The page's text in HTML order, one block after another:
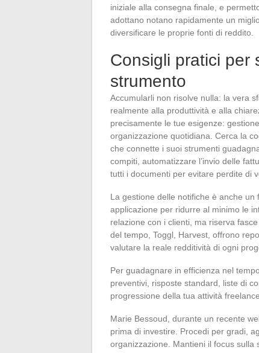
iniziale alla consegna finale, e
adottano notano rapidamente un
diversificare le proprie fonti di reddito.
Consigli pratici per
strumento
Accumularli non risolve nulla: la vera
realmente alla produttività e alla
precisamente le tue esigenze:
organizzazione quotidiana. Cerca la
che connette i suoi strumenti
compiti, automatizzare l’invio delle
tutti i documenti per evitare perdite di
La gestione delle notifiche è anche
applicazione per ridurre al minimo le
relazione con i clienti, ma riserva
del tempo, Toggl, Harvest, offrono
valutare la reale redditività di ogni
Per guadagnare in efficienza nel
preventivi, risposte standard, liste di
progressione della tua attività freelance.
Marie Bessoud, durante un recente
prima di investire. Procedi per gradi,
organizzazione. Mantieni il focus sulla